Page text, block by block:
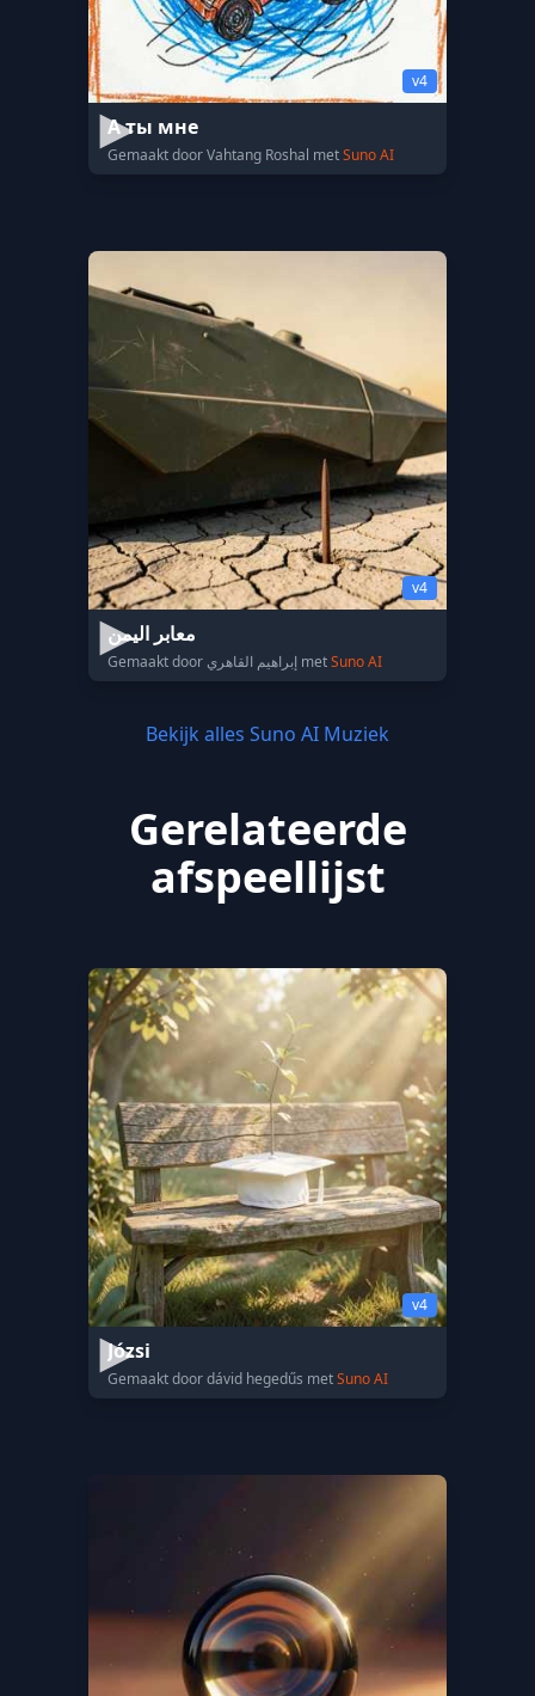
v4
А ты мне
Gemaakt door Vahtang Roshal metSuno AI
v4
معابر اليمن
Gemaakt door إبراهيم القاهري metSuno AI
Bekijk alles Suno AI Muziek
Gerelateerde
afspeellijst
v4
Józsi
Gemaakt door dávid hegedűs metSuno AI